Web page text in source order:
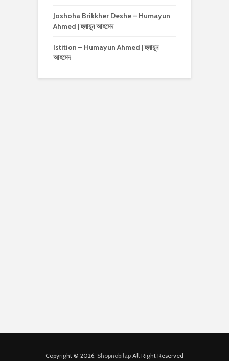
Joshoha Brikkher Deshe – Humayun
Ahmed | হুমায়ূন আহমেদ
Istition – Humayun Ahmed | হুমায়ূন
আহমেদ
Copyright © 2026. Shopnobilap All Right Reserved